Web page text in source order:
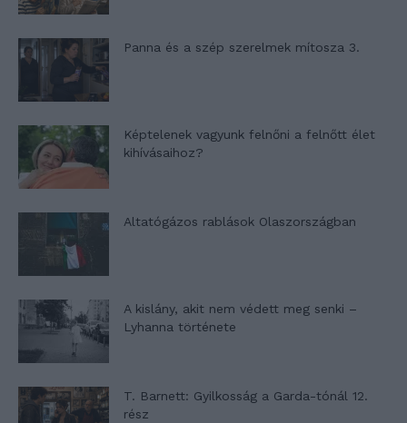
Panna és a szép szerelmek mítosza 3.
Képtelenek vagyunk felnőni a felnőtt élet
kihívásaihoz?
Altatógázos rablások Olaszországban
A kislány, akit nem védett meg senki –
Lyhanna története
T. Barnett: Gyilkosság a Garda-tónál 12.
rész